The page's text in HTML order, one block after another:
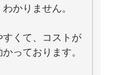
かりません。
くて、コストが
っております。